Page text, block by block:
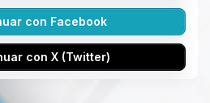
con Facebook
con X (Twitter)